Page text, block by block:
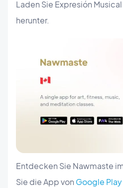
Laden Sie Expresión
herunter.
Entdecken Sie Nawmaste
Sie die App von Google Play